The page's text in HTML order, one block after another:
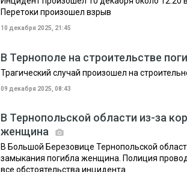
Перетоки произошел взрыв
10 декабря 2025, 21:45
В Тернополе на строительстве
Трагический случай произошел на
09 декабря 2025, 08:43
В Тернопольской области из-за
женщина
В Большой Березовице Тернопольской
замыкания погибла женщина. Полиция
все обстоятельства инцидента